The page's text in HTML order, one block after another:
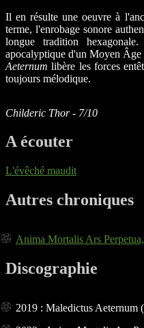
Il en résulte une oeuvre à
terme, l'enrobage sonore
longue tradition
apocalyptique d'un Moyen Âge
Aeternum libère les forces
toujours mélodique.
Childeric Thor - 7/10
A écouter
L'évêché maudit
Autres chroniques
Anima Mortalis Ars
Discographie
2019 : Maledictus Aeternum